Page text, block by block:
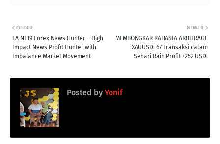
NEWER
MEMBONGKAR RAHASIA ARBITRAGE
XAUUSD: 67 Transaksi dalam
Sehari Raih Profit +252 USD!
OLDER
EA NF19 Forex News Hunter – High
Impact News Profit Hunter with
Imbalance Market Movement
Posted by Yonif